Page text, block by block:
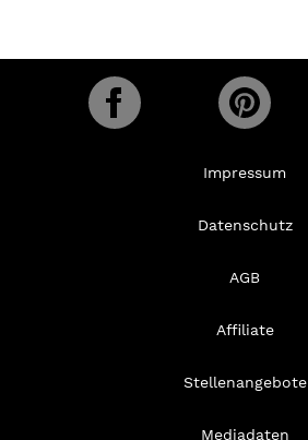
Impressum
Datenschutz
AGB
Affiliate
Stellenangebote
Mediadaten